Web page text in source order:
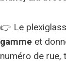
👉 Le
gamme et
numéro de rue,